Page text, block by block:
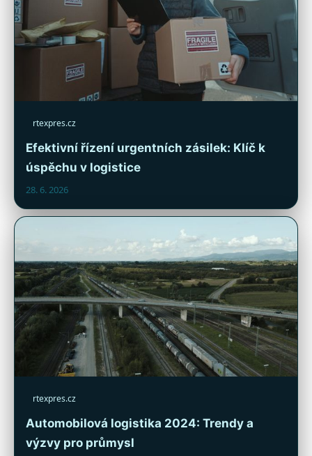
rtexpres.cz
Efektivní řízení urgentních zásilek: Klíč k
úspěchu v logistice
28. 6. 2026
rtexpres.cz
Automobilová logistika 2024: Trendy a
výzvy pro průmysl